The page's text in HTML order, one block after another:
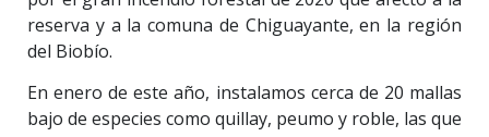
reserva y a la comuna de Chiguayante, en la región
del Biobío.
En enero de este año, instalamos cerca de 20 mallas
bajo de especies como quillay, peumo y roble, las que